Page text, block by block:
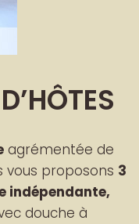
agrémentée de
vous proposons 3
indépendante,
douche à